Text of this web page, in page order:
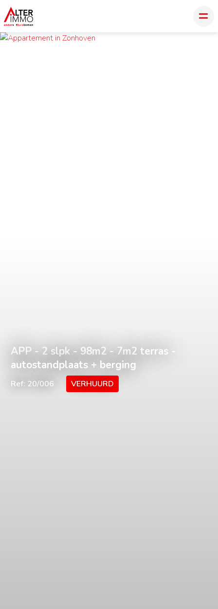
APP - 2 slpk - 98m2 - 7m2 terras -
autostandplaats + berging
Ref: 20/006 VERHUURD